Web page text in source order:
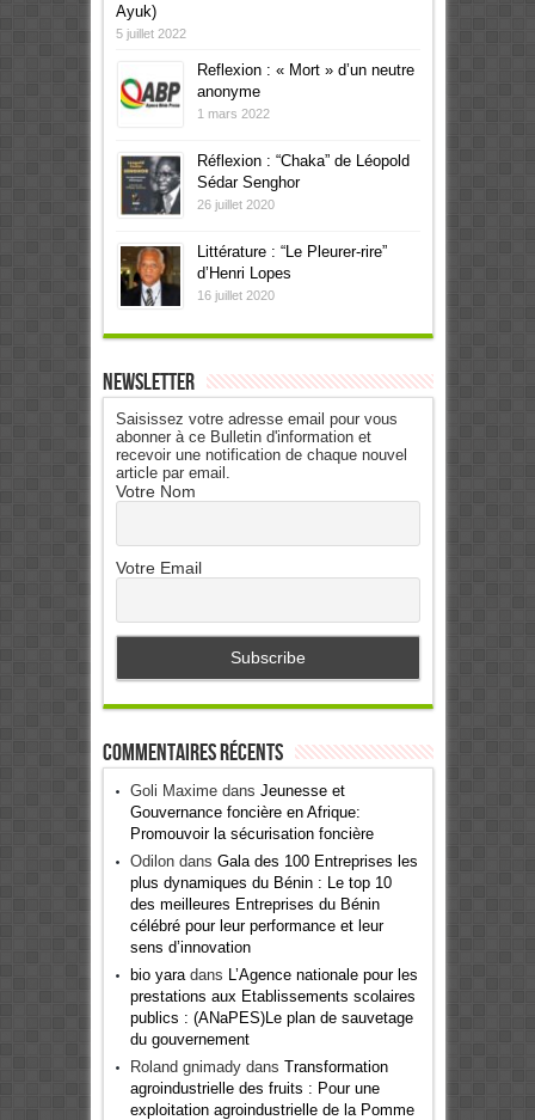
Ayuk)
5 juillet 2022
Reflexion : « Mort » d’un neutre
anonyme
1 mars 2022
Réflexion : “Chaka” de Léopold
Sédar Senghor
26 juillet 2020
Littérature : “Le Pleurer-rire”
d’Henri Lopes
16 juillet 2020
Newsletter
Saisissez votre adresse email pour vous
abonner à ce Bulletin d'information et
recevoir une notification de chaque nouvel
article par email.
Votre Nom
Votre Email
Commentaires récents
Goli Maximedans Jeunesse et
Gouvernance foncière en Afrique:
Promouvoir la sécurisation foncière
Odilondans Gala des 100 Entreprises les
plus dynamiques du Bénin : Le top 10
des meilleures Entreprises du Bénin
célébré pour leur performance et leur
sens d’innovation
bio yaradans L’Agence nationale pour les
prestations aux Etablissements scolaires
publics : (ANaPES)Le plan de sauvetage
du gouvernement
Roland gnimadydans Transformation
agroindustrielle des fruits : Pour une
exploitation agroindustrielle de la Pomme